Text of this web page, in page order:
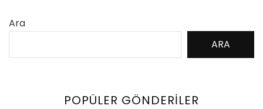
Ara
ARA
POPÜLER GÖNDERILER